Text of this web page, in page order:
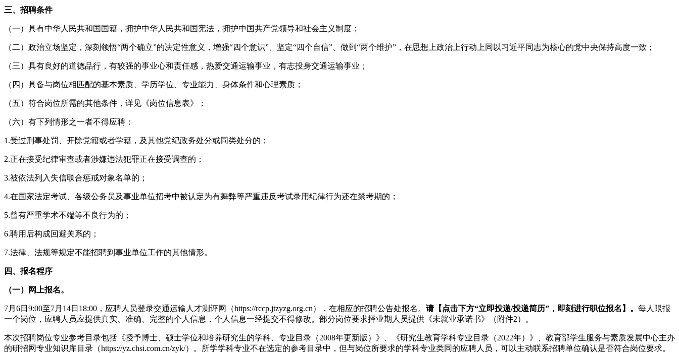
三、招聘条件
（一）具有中华人民共和国国籍，拥护中华人民共和国宪法，拥护中国共产党领导和社会主义制度；
（二）政治立场坚定，深刻领悟“两个确立”的决定性意义，增强“四个意识”、坚定“四个自信”、做到“两个维护”，在思想上政治上行动上同以习近平同志为核心的党中央保持高度一致；
（三）具有良好的道德品行，有较强的事业心和责任感，热爱交通运输事业，有志投身交通运输事业；
（四）具备与岗位相匹配的基本素质、学历学位、专业能力、身体条件和心理素质；
（五）符合岗位所需的其他条件，详见《岗位信息表》；
（六）有下列情形之一者不得应聘：
1.受过刑事处罚、开除党籍或者学籍，及其他党纪政务处分或同类处分的；
2.正在接受纪律审查或者涉嫌违法犯罪正在接受调查的；
3.被依法列入失信联合惩戒对象名单的；
4.在国家法定考试、各级公务员及事业单位招考中被认定为有舞弊等严重违反考试录用纪律行为还在禁考期的；
5.曾有严重学术不端等不良行为的；
6.聘用后构成回避关系的；
7.法律、法规等规定不能招聘到事业单位工作的其他情形。
四、报名程序
（一）网上报名。
7月6日9:00至7月14日18:00，应聘人员登录交通运输人才测评网（https://rccp.jtzyzg.org.cn），在相应的招聘公告处报名。 请【点击下方“立即投递/投递简历”，即刻进行职位报名】。 每人限报
一个岗位，应聘人员应提供真实、准确、完整的个人信息，个人信息一经提交不得修改。部分岗位要求择业期人员提供《未就业承诺书》（附件2）。
本次招聘岗位专业参考目录包括《授予博士、硕士学位和培养研究生的学科、专业目录（2008年更新版）》、《研究生教育学科专业目录（2022年）》、教育部学生服务与素质发展中心主办
的研招网专业知识库目录（https://yz.chsi.com.cn/zyk/）。所学学科专业不在选定的参考目录中，但与岗位所要求的学科专业类同的应聘人员，可以主动联系招聘单位确认是否符合岗位要求。